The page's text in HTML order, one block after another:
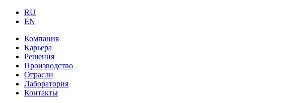
RU
EN
Компания
Карьера
Решения
Производство
Отрасли
Лаборатория
Контакты